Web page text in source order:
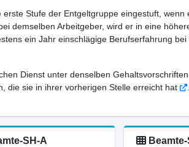
Stufe der Entgeltgruppe eingestuft,
demselben Arbeitgeber, wird er in eine
ein Jahr einschlägige Berufserfahrung
Dienst unter denselben
die sie in ihrer vorherigen Stelle erreicht hat
SH-A